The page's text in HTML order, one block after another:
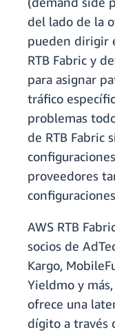
del lado de la
pueden dirigir
RTB Fabric y
para asignar
tráfico
problemas
de RTB Fabric
proveedores
AWS RTB
socios de
Kargo,
Yieldmo y
ofrece una
dígito a través